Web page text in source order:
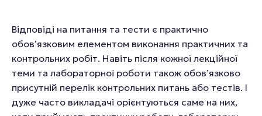
Відповіді на питання та тести є практично
обов’язковим елементом виконання практичних та
контрольних робіт. Навіть після кожної лекційної
теми та лабораторної роботи також обов’язково
присутній перелік контрольних питань або тестів. І
дуже часто викладачі орієнтуються саме на них,